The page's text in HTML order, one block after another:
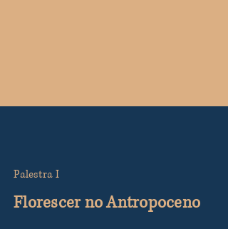
Palestra I
Florescer no Antropoceno